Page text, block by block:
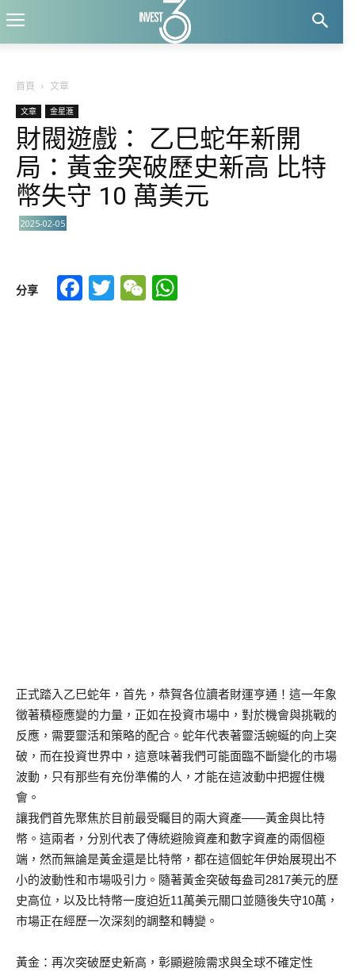
首頁 文章
文章 金星滙
財閥遊戲： 乙巳蛇年新開
局：黃金突破歷史新高 比特
幣失守 10 萬美元
2025-02-05
分享 Facebook
TwitterWeChat
正式踏入乙巳蛇年，首先，恭賀各位讀者財運亨通！這一年象
徵著積極應變的力量，正如在投資市場中，對於機會與挑戰的
反應，需要靈活和策略的配合。蛇年代表著靈活蜿蜒的向上突
破，而在投資世界中，這意味著我們可能面臨不斷變化的市場
波動，只有那些有充份準備的人，才能在這波動中把握住機
會。
讓我們首先聚焦於目前最受矚目的兩大資產——黃金與比特
幣。這兩者，分別代表了傳統避險資產和數字資產的兩個極
端，然而無論是黃金還是比特幣，都在這個蛇年伊始展現出不
小的波動性和市場吸引力。隨著黃金突破每盎司2817美元的歷
史高位，以及比特幣一度迫近11萬美元關口並隨後失守10萬，
市場正在經歷一次深刻的調整和轉變。
黃金：再次突破歷史新高，彰顯避險需求與全球不確定性